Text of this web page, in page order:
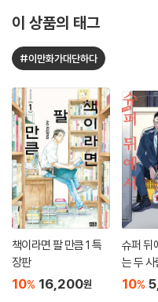
이 상품의 태그
#이만화가대단하다
책이라면 팔 만큼 1 특
장판
10% 16,200원
슈퍼 뒤
는 두 사
10%